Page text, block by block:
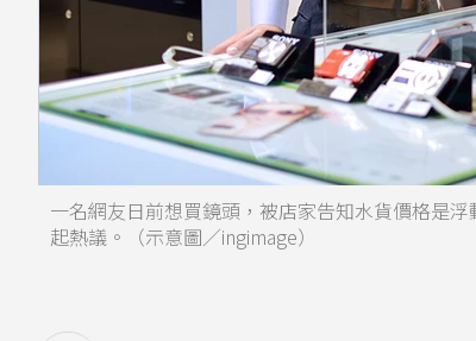
一名網友日前想買鏡頭，被店家告知水貨價格是
起熱議。（示意圖／ingimage）